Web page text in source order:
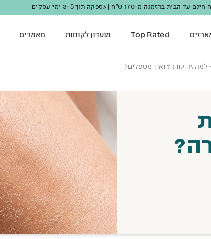
ונהנים מ-10 נק' מתנה + 10% הנחה ברכישה ראשונה!
Top Rated מועדון לקוחות מאמרים
למה זה קורה? ואיך מטפלים?